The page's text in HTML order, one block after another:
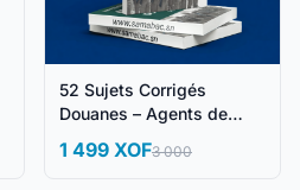
52 Sujets Corrigés
Douanes – Agents de
1 499 XOF3 000